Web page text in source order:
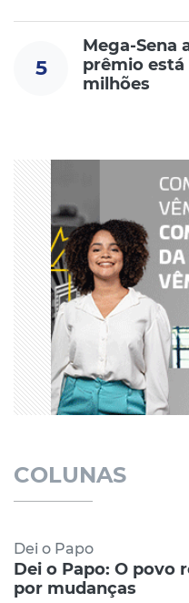
5
Mega-Sena
prêmio está
milhões
COLUNAS
Dei o Papo
Dei o Papo: O povo
por mudanças